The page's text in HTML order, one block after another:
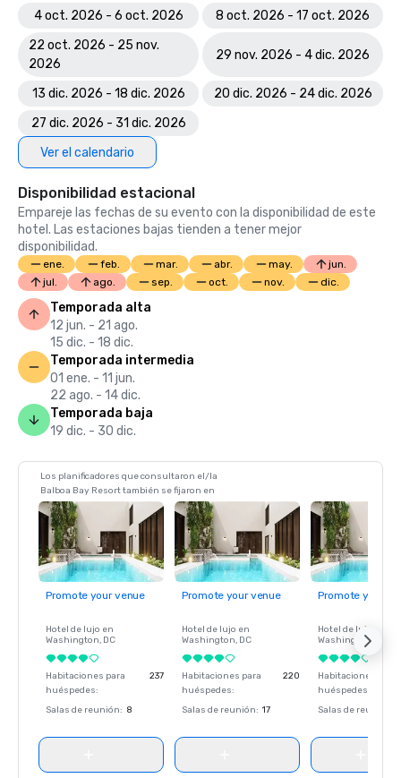
4 oct. 2026 - 6 oct. 2026
8 oct. 2026 - 17 oct. 2026
22 oct. 2026 - 25 nov.
2026
29 nov. 2026 - 4 dic. 2026
13 dic. 2026 - 18 dic. 2026
20 dic. 2026 - 24 dic. 2026
27 dic. 2026 - 31 dic. 2026
Ver el calendario
Disponibilidad estacional
Empareje las fechas de su evento con la disponibilidad de este
hotel. Las estaciones bajas tienden a tener mejor
disponibilidad.
ene. feb. mar. abr. may.
jun.
jul.
ago. sep. oct. nov. dic.
Temporada alta
12 jun. - 21 ago.
15 dic. - 18 dic.
Temporada intermedia
01 ene. - 11 jun.
22 ago. - 14 dic.
Temporada baja
19 dic. - 30 dic.
Los planificadores que consultaron el/la
Balboa Bay Resort también se fijaron en
Promote your venue
Hotel de lujo en
Washington, DC
Habitaciones para
huéspedes:
237
Salas de reunión: 8
Promote your venue
Hotel de lujo en
Washington, DC
Habitaciones para
huéspedes:
220
Salas de reunión: 17
Promote your
Hotel de lujo en
Washington
Habitaciones para
huéspedes
Salas de reunión